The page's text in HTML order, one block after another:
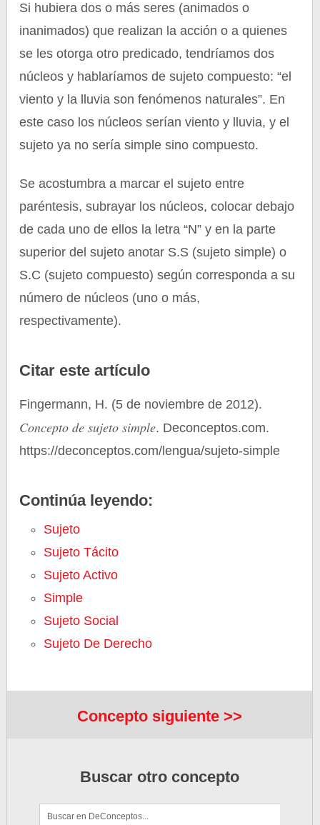
Si hubiera dos o más seres (animados o
inanimados) que realizan la acción o a quienes
se les otorga otro predicado, tendríamos dos
núcleos y hablaríamos de sujeto compuesto: “el
viento y la lluvia son fenómenos naturales”. En
este caso los núcleos serían viento y lluvia, y el
sujeto ya no sería simple sino compuesto.
Se acostumbra a marcar el sujeto entre
paréntesis, subrayar los núcleos, colocar debajo
de cada uno de ellos la letra “N” y en la parte
superior del sujeto anotar S.S (sujeto simple) o
S.C (sujeto compuesto) según corresponda a su
número de núcleos (uno o más,
respectivamente).
Citar este artículo
Fingermann, H. (5 de noviembre de 2012).
Concepto de sujeto simple. Deconceptos.com.
https://deconceptos.com/lengua/sujeto-simple
Continúa leyendo:
Sujeto
Sujeto Tácito
Sujeto Activo
Simple
Sujeto Social
Sujeto De Derecho
Concepto siguiente >>
Buscar otro concepto